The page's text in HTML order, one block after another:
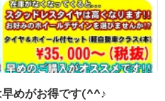
めがお得です(^^♪